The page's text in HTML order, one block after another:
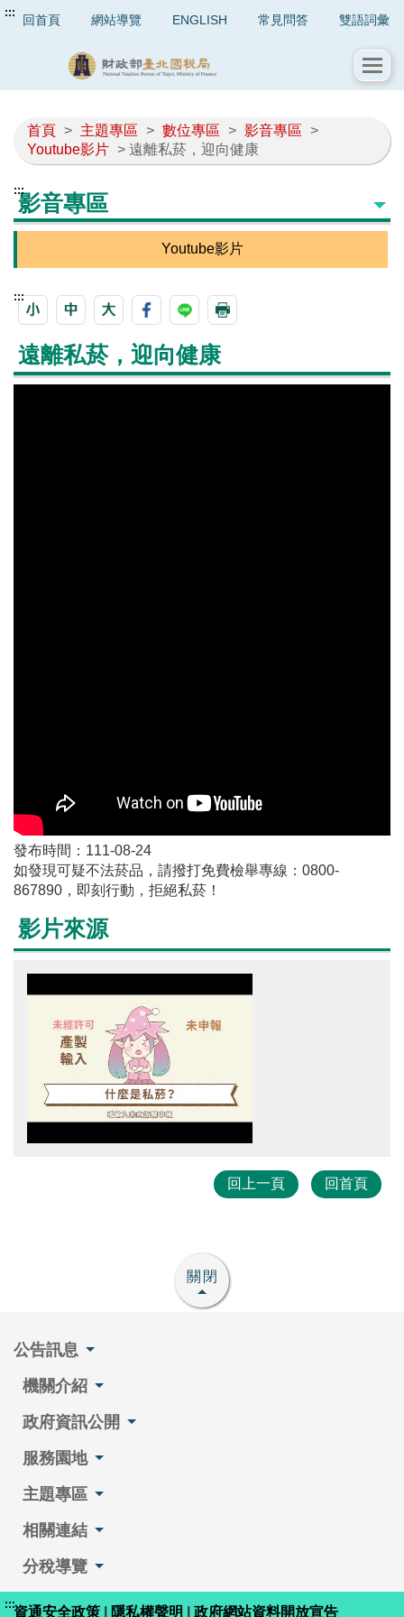
::: 回首頁 網站導覽 ENGLISH 常見問答 雙語詞彙
首頁 > 主題專區 > 數位專區 > 影音專區 >
Youtube影片 > 遠離私菸，迎向健康
:::影音專區
Youtube影片
:::
遠離私菸，迎向健康
發布時間：111-08-24
如發現可疑不法菸品，請撥打免費檢舉專線：0800-
867890，即刻行動，拒絕私菸！
影片來源
回上一頁 回首頁
關閉
公告訊息
機關介紹
政府資訊公開
服務園地
主題專區
相關連結
分稅導覽
:::資通安全政策 隱私權聲明 政府網站資料開放宣告